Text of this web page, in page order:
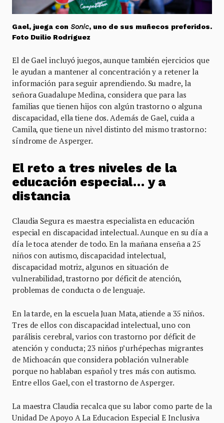
Gael, juega con Sonic, uno de sus muñecos preferidos.
Foto Duilio Rodríguez
El de Gael incluyó juegos, aunque también ejercicios que
le ayudan a mantener al concentración y a retener la
información para seguir aprendiendo. Su madre, la
señora Guadalupe Medina, considera que para las
familias que tienen hijos con algún trastorno o alguna
discapacidad, ella tiene dos. Además de Gael, cuida a
Camila, que tiene un nivel distinto del mismo trastorno:
síndrome de Asperger.
El reto a tres niveles de la
educación especial… y a
distancia
Claudia Segura es maestra especialista en educación
especial en discapacidad intelectual. Aunque en su día a
día le toca atender de todo. En la mañana enseña a 25
niños con autismo, discapacidad intelectual,
discapacidad motriz, algunos en situación de
vulnerabilidad, trastorno por déficit de atención,
problemas de conducta o de lenguaje.
En la tarde, en la escuela Juan Mata, atiende a 35 niños.
Tres de ellos con discapacidad intelectual, uno con
parálisis cerebral, varios con trastorno por déficit de
atención y conducta; 23 niños p’urhépechas migrantes
de Michoacán que considera población vulnerable
porque no hablaban español y tres más con autismo.
Entre ellos Gael, con el trastorno de Asperger.
La maestra Claudia recalca que su labor como parte de la
Unidad De Apoyo A La Educacion Especial E Inclusiva